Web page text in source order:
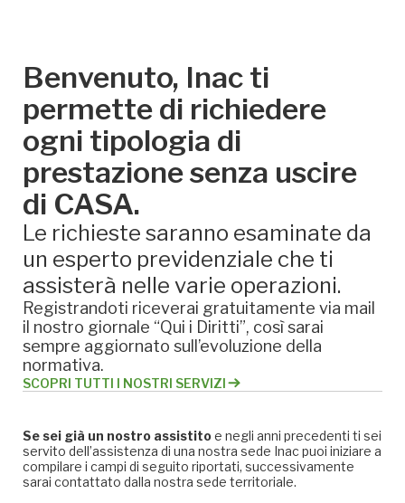
Benvenuto, Inac ti
permette di richiedere
ogni tipologia di
prestazione senza uscire
di CASA.
Le richieste saranno esaminate da
un esperto previdenziale che ti
assisterà nelle varie operazioni.
Registrandoti riceverai gratuitamente via mail
il nostro giornale “Qui i Diritti”, così sarai
sempre aggiornato sull’evoluzione della
normativa.
SCOPRI TUTTI I NOSTRI SERVIZI
Se sei già un nostro assistitoe negli anni precedenti ti sei
servito dell’assistenza di una nostra sede Inac puoi iniziare a
compilare i campi di seguito riportati, successivamente
sarai contattato dalla nostra sede territoriale.